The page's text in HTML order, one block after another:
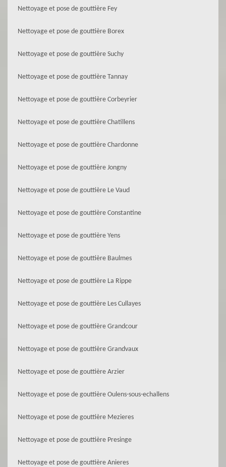
Nettoyage et pose de gouttière Fey
Nettoyage et pose de gouttière Borex
Nettoyage et pose de gouttière Suchy
Nettoyage et pose de gouttière Tannay
Nettoyage et pose de gouttière Corbeyrier
Nettoyage et pose de gouttière Chatillens
Nettoyage et pose de gouttière Chardonne
Nettoyage et pose de gouttière Jongny
Nettoyage et pose de gouttière Le Vaud
Nettoyage et pose de gouttière Constantine
Nettoyage et pose de gouttière Yens
Nettoyage et pose de gouttière Baulmes
Nettoyage et pose de gouttière La Rippe
Nettoyage et pose de gouttière Les Cullayes
Nettoyage et pose de gouttière Grandcour
Nettoyage et pose de gouttière Grandvaux
Nettoyage et pose de gouttière Arzier
Nettoyage et pose de gouttière Oulens-sous-echallens
Nettoyage et pose de gouttière Mezieres
Nettoyage et pose de gouttière Presinge
Nettoyage et pose de gouttière Anieres